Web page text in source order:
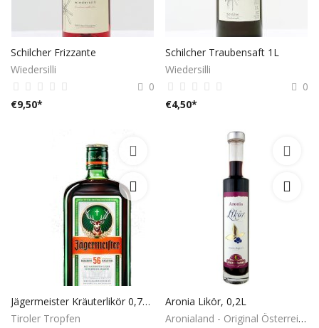
Schilcher Frizzante
Wiedersilli
0
€9,50*
Schilcher Traubensaft 1L
Wiedersilli
0
€4,50*
Jägermeister Kräuterlikör 0,7L – 35% Vol.
Tiroler Tropfen
Aronia Likör, 0,2L
Aronialand - Original Österreich